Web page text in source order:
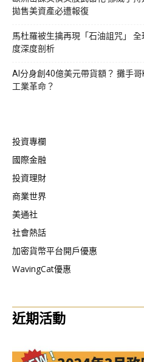
拋售美資產必遭報復
馬杜羅被生擒再現「石油詛咒」
度深度剖析
AI分身創40億美元帶貨額？ 攤手
工業革命？
投資專欄
國際金融
投資理財
商業世界
美通社
社會熱話
加密貨幣平台開戶優惠
WavingCat優惠
近期活動